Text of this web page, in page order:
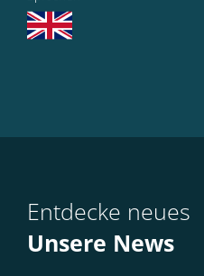
Entdecke neues
Unsere News